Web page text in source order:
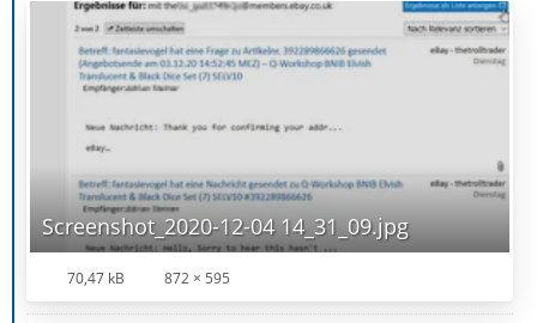
Screenshot_2020-12-04 14_31_09.jpg
70,47 kB 872 × 595